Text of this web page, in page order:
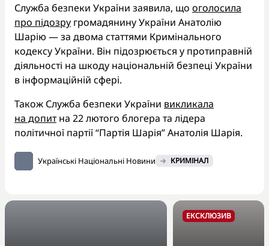
Служба безпеки України заявила, що оголосила
про підозру громадянину України Анатолію
Шарію — за двома статтями Кримінального
кодексу України. Він підозрюється у протиправній
діяльності на шкоду національній безпеці України
в інформаційній сфері.
Також Служба безпеки України викликала
на допитна 22 лютого блогера та лідера
політичної партії “Партія Шарія” Анатолія Шарія.
Українські Національні Новини КРИМІНАЛ
ЕКСКЛЮЗИВ